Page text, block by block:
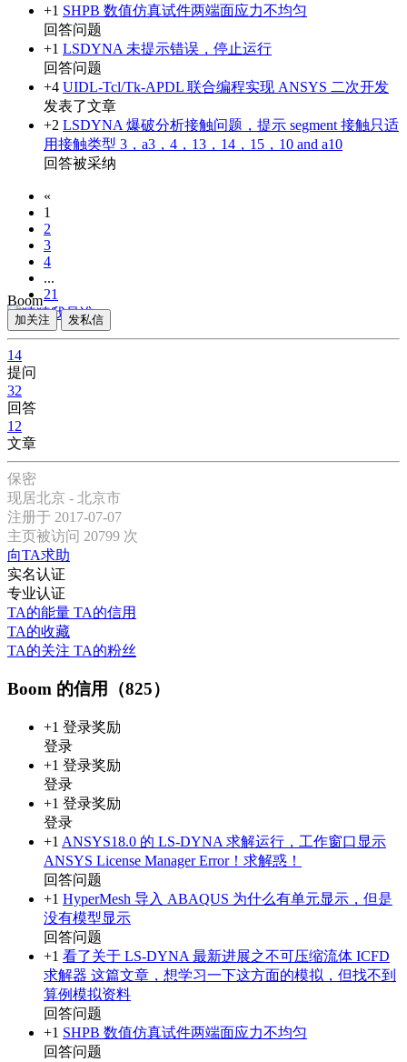
+1 SHPB 数值仿真试件两端面应力不均匀
回答问题
+1 LSDYNA 未提示错误，停止运行
回答问题
+4 UIDL-Tcl/Tk-APDL 联合编程实现 ANSYS 二次开发
发表了文章
+2 LSDYNA 爆破分析接触问题，提示 segment 接触只适
用接触类型 3，a3，4，13，14，15，10 and a10
回答被采纳
«
1
2
3
4
...
21
»
Boom
加关注 发私信
14
提问
32
回答
12
文章
保密
现居北京 - 北京市
注册于 2017-07-07
主页被访问 20799 次
向TA求助
实名认证
专业认证
TA的能量 TA的信用
TA的收藏
TA的关注 TA的粉丝
Boom 的信用（825）
+1 登录奖励
登录
+1 登录奖励
登录
+1 登录奖励
登录
+1 ANSYS18.0 的 LS-DYNA 求解运行，工作窗口显示
ANSYS License Manager Error！求解惑！
回答问题
+1 HyperMesh 导入 ABAQUS 为什么有单元显示，但是
没有模型显示
回答问题
+1 看了关于 LS-DYNA 最新进展之不可压缩流体 ICFD
求解器 这篇文章，想学习一下这方面的模拟，但找不到
算例模拟资料
回答问题
+1 SHPB 数值仿真试件两端面应力不均匀
回答问题